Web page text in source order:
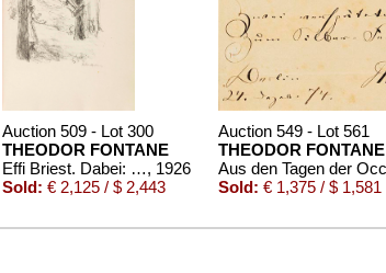
Auction 509 - Lot 300
THEODOR FONTANE
Effi Briest. Dabei: Behmer, Effi-Briest-Einband, 1926
Sold: € 2,125 / $ 2,443
Auction 549 - Lot 561
THEODOR FONTANE
Sold: € 1,375 / $ 1,581